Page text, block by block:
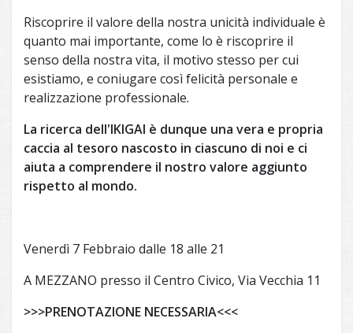
Riscoprire il valore della nostra unicità individuale è
quanto mai importante, come lo è riscoprire il
senso della nostra vita, il motivo stesso per cui
esistiamo, e coniugare così felicità personale e
realizzazione professionale.
La ricerca dell'IKIGAI è dunque una vera e propria
caccia al tesoro nascosto in ciascuno di noi e ci
aiuta a comprendere il nostro valore aggiunto
rispetto al mondo.
Venerdì 7 Febbraio dalle 18 alle 21
A MEZZANO presso il Centro Civico, Via Vecchia 11
>>>PRENOTAZIONE NECESSARIA<<<